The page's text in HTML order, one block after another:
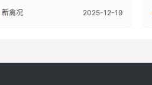
新禽况 2025-12-19